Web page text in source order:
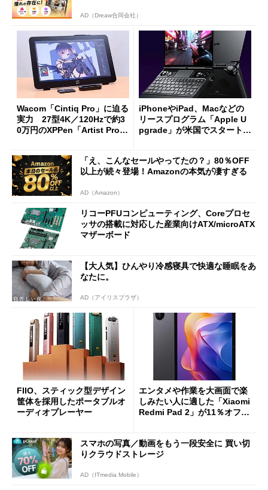
AD（Dreaw合同会社）
Wacom「Cintiq Pro」に迫る
実力 27型4K／120Hzで約3
0万円のXPPen「Artist Pro 2
iPhoneやiPad、Macなどの
リースプログラム「Apple U
pgrade」が米国でスタート／
ut」が明...
「え、こんなセールやってたの？」80％OFF
以上が続々登場！Amazonの本気が凄すぎる
AD（Amazon）
リコーPFUコンピューティング、Coreプロセ
ッサの搭載に対応した産業向けATX/microATX
マザーボード
【大人気】ひんやり冷感寝具で快適な睡眠をあ
なたに。
AD（アイリスプラザ）
FIIO、スティック型デザイン
筐体を採用したポータブルオ
ーディオプレーヤー
エンタメや作業を大画面で楽
しみたい人に適した「Xiaomi
Redmi Pad 2」が11％オフの
スマホの写真／動画をもう一段安全に 買い切
りクラウドストレージ
AD（ITmedia Mobile）